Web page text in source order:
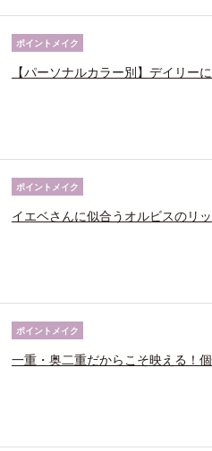
ポイントメイク
【パーソナルカラー別】デイリー
ポイントメイク
イエベさんに似合うオルビスのリ
ポイントメイク
一重・奥二重だからこそ映える！